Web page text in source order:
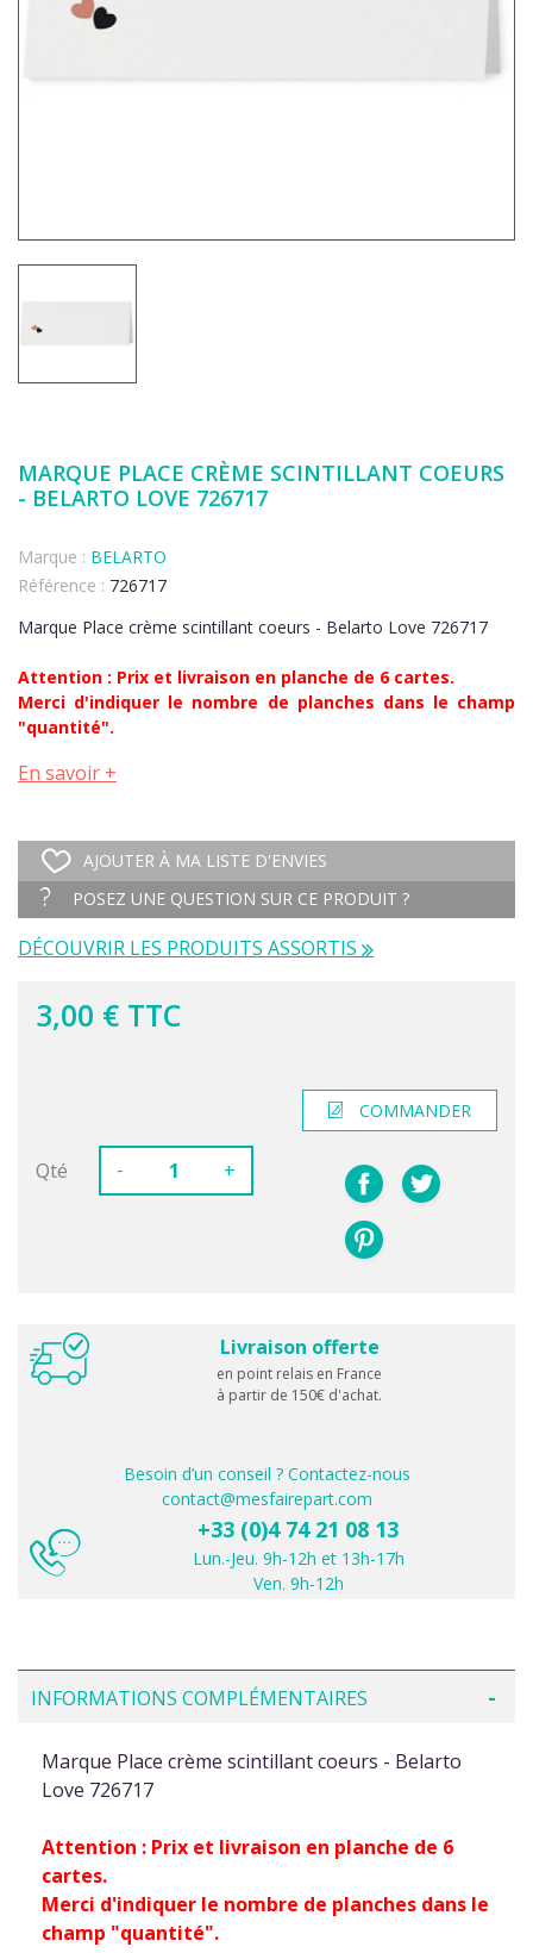
MARQUE PLACE CRÈME SCINTILLANT COEURS
- BELARTO LOVE 726717
Marque : BELARTO
Référence : 726717
Marque Place crème scintillant coeurs - Belarto Love 726717
Attention : Prix et livraison en planche de 6 cartes.
Merci d'indiquer le nombre de planches dans le champ
"quantité".
En savoir +
AJOUTER À MA LISTE D'ENVIES
POSEZ UNE QUESTION SUR CE PRODUIT ?
DÉCOUVRIR LES PRODUITS ASSORTIS
3,00 € TTC
Qté - +
COMMANDER
Livraison offerte
en point relais en France
à partir de 150€ d'achat.
Besoin d’un conseil ? Contactez-nous
contact@mesfairepart.com
+33 (0)4 74 21 08 13
Lun.-Jeu. 9h-12h et 13h-17h
Ven. 9h-12h
INFORMATIONS COMPLÉMENTAIRES
Marque Place crème scintillant coeurs - Belarto
Love 726717
Attention : Prix et livraison en planche de 6
cartes.
Merci d'indiquer le nombre de planches dans le
champ "quantité".